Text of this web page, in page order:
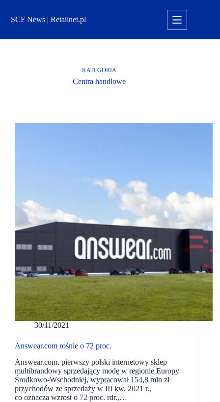
treściSCF News | Retailnet.pl
KATEGORIA
Centra handlowe
30/11/2021
Answear.com rośnie o 72 proc.
Answear.com, pierwszy polski internetowy sklep
multibrandowy sprzedający modę w regionie Europy
Środkowo-Wschodniej, wypracował 154,8 mln zł
przychodów ze sprzedaży w III kw. 2021 r.,
co oznacza wzrost o 72 proc. rdr.,…